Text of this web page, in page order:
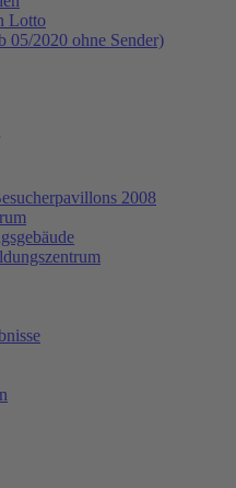
Lotto
05/2020 ohne Sender)
2008